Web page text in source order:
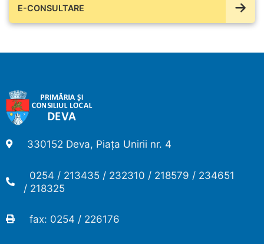
E-CONSULTARE
330152 Deva, Piața Unirii nr. 4
0254 / 213435 / 232310 / 218579 / 234651
/ 218325
fax: 0254 / 226176